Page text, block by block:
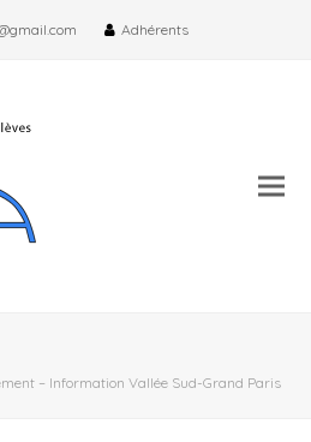
Adhérents
– Information Vallée Sud-Grand Paris